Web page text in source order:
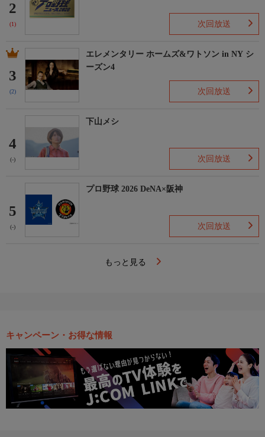
2
(1) 次回放送
3
(2)
エレメンタリー ホームズ&ワトソン in NY シ
ーズン4
次回放送
4
(-)
下山メシ
次回放送
5
(-)
プロ野球 2026 DeNA×阪神
次回放送
もっと見る
キャンペーン・お得な情報